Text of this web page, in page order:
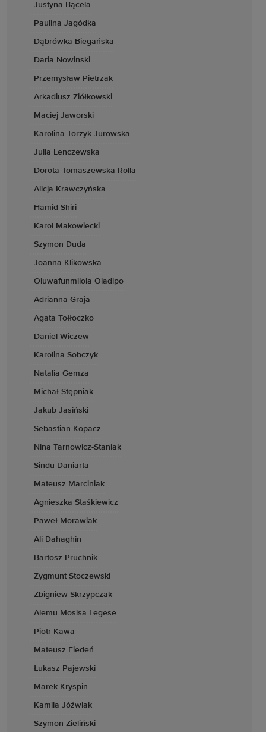
Justyna Bącela
Paulina Jagódka
Dąbrówka Biegańska
Daria Nowinski
Przemysław Pietrzak
Arkadiusz Ziółkowski
Maciej Jaworski
Karolina Torzyk-Jurowska
Julia Lenczewska
Dorota Tomaszewska-Rolla
Alicja Krawczyńska
Hamid Shiri
Karol Makowiecki
Szymon Duda
Joanna Klikowska
Oluwafunmilola Oladipo
Adrianna Graja
Agata Tołłoczko
Daniel Wiczew
Karolina Sobczyk
Natalia Gemza
Michał Stępniak
Jakub Jasiński
Sebastian Kopacz
Nina Tarnowicz-Staniak
Sindu Daniarta
Mateusz Marciniak
Agnieszka Staśkiewicz
Paweł Morawiak
Ali Dahaghin
Bartosz Pruchnik
Zygmunt Stoczewski
Zbigniew Skrzypczak
Alemu Mosisa Legese
Piotr Kawa
Mateusz Fiedeń
Łukasz Pajewski
Marek Kryspin
Kamila Jóźwiak
Szymon Zieliński